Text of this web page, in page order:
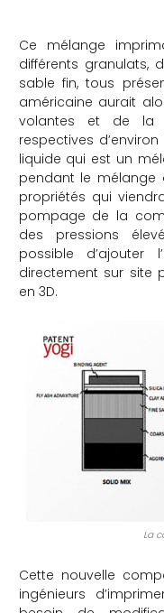
Ce mélange
différents granulats,
sable fin, tous
américaine aurait
volantes et de la
respectives d’environ
liquide qui est un
pendant le mélange
propriétés qui
pompage de la
des pressions
possible d’ajouter
directement sur site
en 3D.
La
Cette nouvelle
ingénieurs